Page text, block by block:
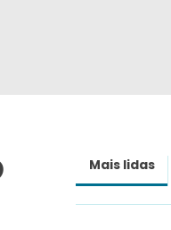
Mais lidas